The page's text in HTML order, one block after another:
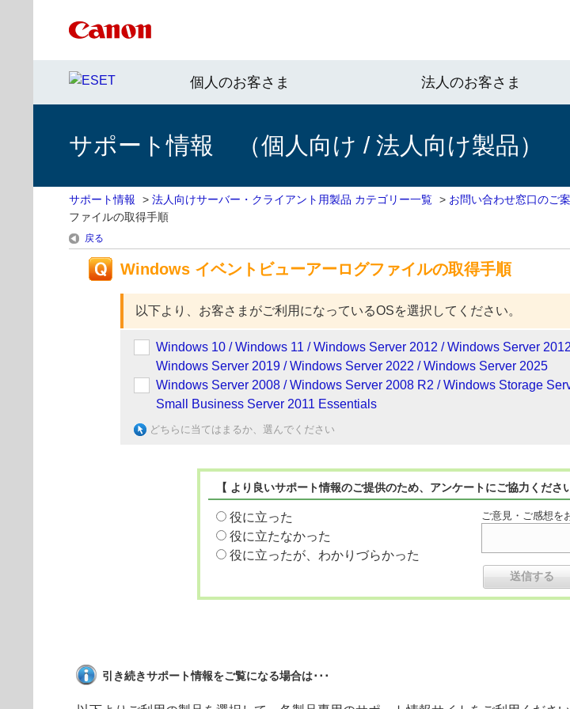
個人のお客さま 法人のお客さま
サポート情報 （個人向け / 法人向け製品）
サポート情報 > 法人向けサーバー・クライアント用製品 カテゴリー一覧 > お問い合わせ窓口のご
ファイルの取得手順
戻る
Windows イベントビューアーログファイルの取得手順
以下より、お客さまがご利用になっているOSを選択してください。
Windows 10 / Windows 11 / Windows Server 2012 / Windows Server
Windows Server 2019 / Windows Server 2022 / Windows Server 2025
Windows Server 2008 / Windows Server 2008 R2 / Windows Storage
Small Business Server 2011 Essentials
どちらに当てはまるか、選んでください
【 より良いサポート情報のご提供のため、アンケートにご協力くだ
役に立った
役に立たなかった
役に立ったが、わかりづらかった
ご意見・ご感想を
引き続きサポート情報をご覧になる場合は･･･